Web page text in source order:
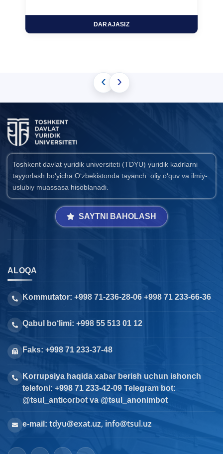
DARAJASIZ
‹ ›
Toshkent davlat yuridik universiteti (TDYU) yuridik kadrlarni
tayyorlash bo‘yicha O‘zbekistonda tayanch oliy o‘quv va ilmiy-
uslubiy muassasa hisoblanadi.
SAYTNI BAHOLASH
ALOQA
Kommutator: +998 71-236-28-06 +998 71 233-66-36
Qabul bo‘limi: +998 55 513 01 12
Faks: +998 71 233-37-48
Korrupsiya haqida xabar berish uchun ishonch
telefoni: +998 71 233-42-09 Telegram bot:
@tsul_anticorbot va @tsul_anonimbot
e-mail: tdyu@exat.uz, info@tsul.uz